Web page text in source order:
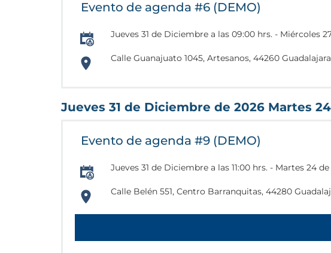
Evento de agenda #6 (DEMO)
Jueves 31 de Diciembre a las 09:00 hrs. - Miércoles
https://www.google.com.mx/maps/place/CUCSH/
Calle Guanajuato 1045, Artesanos, 44260
Jueves 31 de Diciembre de 2026 Martes
Evento de agenda #9 (DEMO)
Jueves 31 de Diciembre a las 11:00 hrs. - Martes 24
https://www.google.com.mx/maps/place/
Calle Belén 551, Centro Barranquitas, 44280